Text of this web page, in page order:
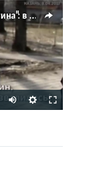
"Наш дурдом голосует за Путина": в Казани прошел арт-пикет "Открытой России"
available